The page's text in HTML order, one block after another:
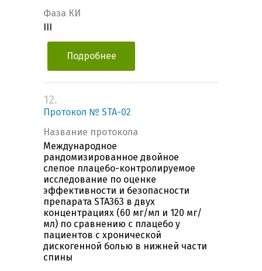
Фаза КИ
Подробнее
12.
Протокол № STA-02
Название протокола
Международное
рандомизированное двойное
слепое плацебо-контролируемое
исследование по оценке
эффективности и безопасности
препарата STA363 в двух
концентрациях (60 мг/мл и 120 мг/
мл) по сравнению с плацебо у
пациентов с хронической
дискогенной болью в нижней части
спины